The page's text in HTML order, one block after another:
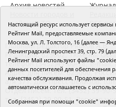
Архив новостей
районов ТО
RSS
Главный редактор Рябков А.В.
Редакция: 625002, Тюмень,
телефон (3452)49-00-18, e-mail:
Адрес для писем: 625000,
а/я 371. Для пресс-релизов:
Отдел писем: тел. (3452) 39-
тел. (3452) 39-90-51.
Настоящий ресурс использует
Рейтинг Mail, предоставляемые
Москва, ул. Л. Толстого, 16 (далее —
Ленинградский проспект 39, стр. 79
Рейтинг Mail используют файлы
данных посетителей для обеспечения
качества обслуживания. Продолжая
автоматически соглашаетесь с
Собранная при помощи "cookie"